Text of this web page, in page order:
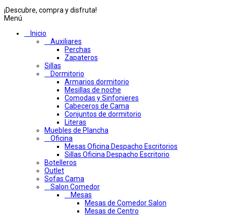
¡Descubre, compra y disfruta!
Menú
Inicio
Auxiliares
Perchas
Zapateros
Sillas
Dormitorio
Armarios dormitorio
Mesillas de noche
Comodas y Sinfonieres
Cabeceros de Cama
Conjuntos de dormitorio
Literas
Muebles de Plancha
Oficina
Mesas Oficina Despacho Escritorios
Sillas Oficina Despacho Escritorio
Botelleros
Outlet
Sofas Cama
Salon Comedor
Mesas
Mesas de Comedor Salon
Mesas de Centro